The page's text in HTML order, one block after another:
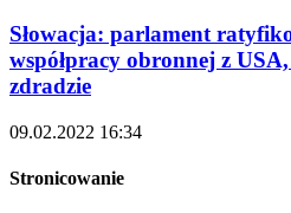
Słowacja: parlament
współpracy obronnej z
zdradzie
09.02.2022 16:34
Stronicowanie